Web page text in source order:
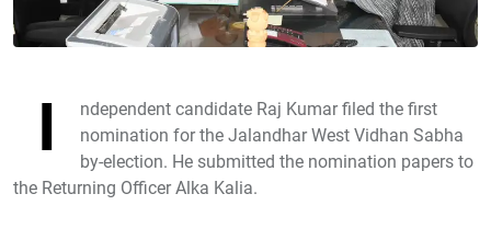
I
ndependent candidate Raj Kumar filed the first
nomination for the Jalandhar West Vidhan Sabha
by-election. He submitted the nomination papers to
the Returning Officer Alka Kalia.